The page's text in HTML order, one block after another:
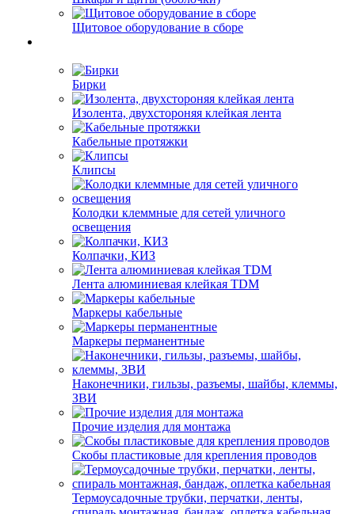
Щитовое оборудование в сборе
Бирки
Изолента, двухстороняя клейкая лента
Кабельные протяжки
Клипсы
Колодки клеммные для сетей уличного
освещения
Колпачки, КИЗ
Лента алюминиевая клейкая TDM
Маркеры кабельные
Маркеры перманентные
Наконечники, гильзы, разъемы, шайбы, клеммы,
ЗВИ
Прочие изделия для монтажа
Скобы пластиковые для крепления проводов
Термоусадочные трубки, перчатки, ленты,